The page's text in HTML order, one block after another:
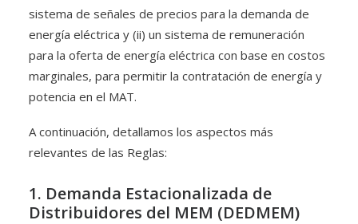
sistema de señales de precios para la demanda de
energía eléctrica y (ii) un sistema de remuneración
para la oferta de energía eléctrica con base en costos
marginales, para permitir la contratación de energía y
potencia en el MAT.
A continuación, detallamos los aspectos más
relevantes de las Reglas:
1. Demanda Estacionalizada de
Distribuidores del MEM (DEDMEM)